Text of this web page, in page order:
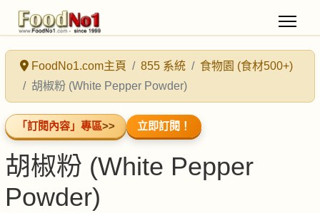
FoodNo1.com主頁 855 系統
食物園 (食材500+)
胡椒粉 (White Pepper Powder)
「訂閱內容」專區>> 立即訂閱！
胡椒粉 (White Pepper
Powder)